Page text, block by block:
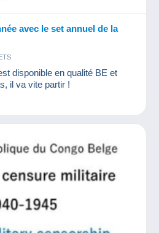
avec le set annuel de la
disponible en qualité BE et
il va vite partir !